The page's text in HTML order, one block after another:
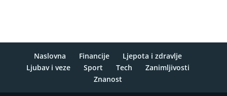
Naslovna Financije
Ljepota i zdravlje
Ljubav i veze
Sport Tech
Zanimljivosti
Znanost